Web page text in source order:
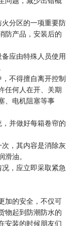
分区的一项重要防
防产品，安装后的
应由特殊人员使用
不得擅自离开控制
任何人在开、关期
、电机阻塞等事
并做好每箱卷帘的
，其内容是消除灰
油。
，应立即采取紧急
加的安全，不仅可
物起到防潮防水的
安装的时候朋友们